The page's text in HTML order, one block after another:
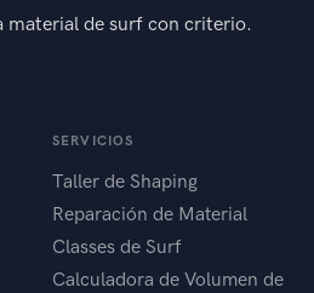
material de surf con criterio.
SERVICIOS
Taller de Shaping
Reparación de Material
Classes de Surf
Calculadora de Volumen de